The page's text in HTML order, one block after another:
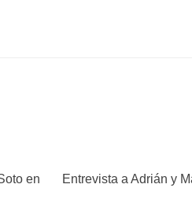
en
Entrevista a Adrián y